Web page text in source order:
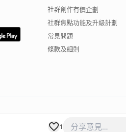
1
社群創作有價企劃
社群焦點功能及升級計劃
常見問題
條款及細則